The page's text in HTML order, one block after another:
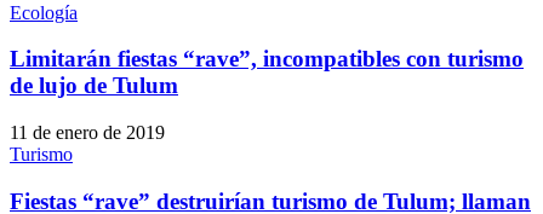
Ecología
Limitarán fiestas “rave”, incompatibles con turismo
de lujo de Tulum
11 de enero de 2019
Turismo
Fiestas “rave” destruirían turismo de Tulum; llaman